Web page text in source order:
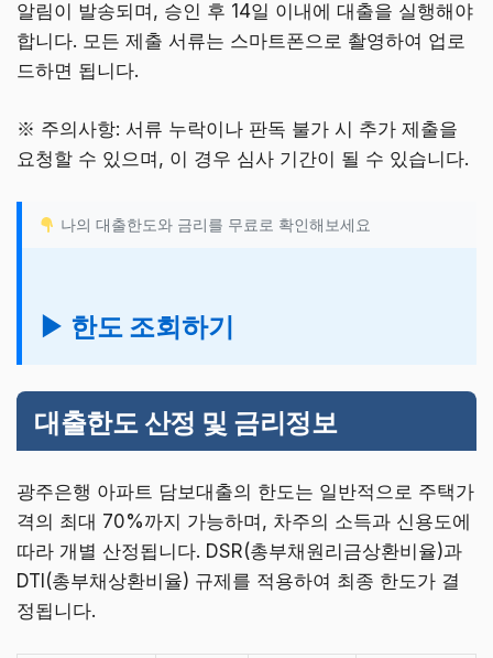
알림이 발송되며, 승인 후 14일 이내에 대출을 실행해야
합니다. 모든 제출 서류는 스마트폰으로 촬영하여 업로
드하면 됩니다.
※ 주의사항: 서류 누락이나 판독 불가 시 추가 제출을
요청할 수 있으며, 이 경우 심사 기간이 될 수 있습니다.
나의 대출한도와 금리를 무료로 확인해보세요
▶ 한도 조회하기
대출한도 산정 및 금리정보
광주은행 아파트 담보대출의 한도는 일반적으로 주택가
격의 최대 70%까지 가능하며, 차주의 소득과 신용도에
따라 개별 산정됩니다. DSR(총부채원리금상환비율)과
DTI(총부채상환비율) 규제를 적용하여 최종 한도가 결
정됩니다.